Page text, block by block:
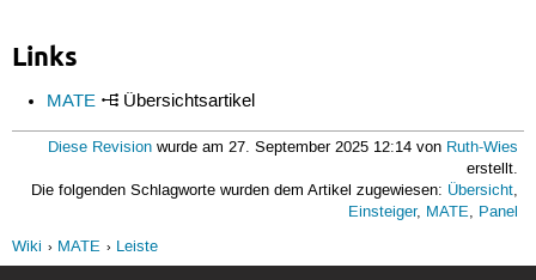
Links
MATE Übersichtsartikel
Diese Revision wurde am 27. September 2025 12:14 von Ruth-Wies
erstellt.
Die folgenden Schlagworte wurden dem Artikel zugewiesen: Übersicht,
Einsteiger, MATE, Panel
Wiki
MATE Leiste